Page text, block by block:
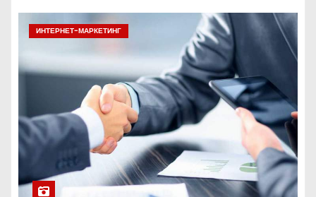
ИНТЕРНЕТ-МАРКЕТИНГ